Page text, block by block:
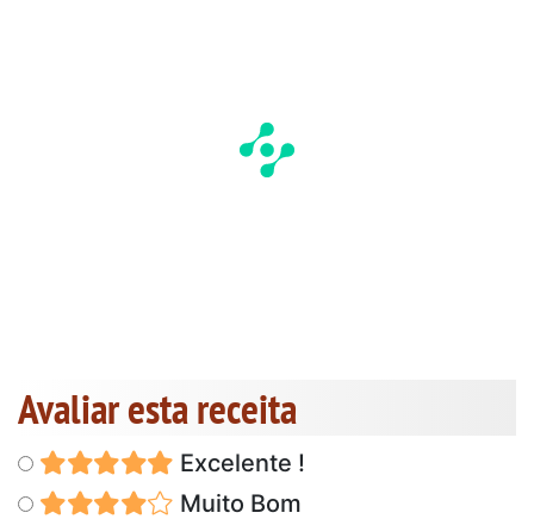
Avaliar esta receita
Excelente !
Muito Bom